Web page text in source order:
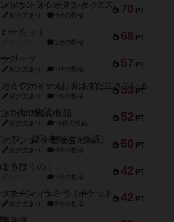
70 PT
メメントオンラインタクティクス
紹介文あり 4件の投稿
68 PT
パーミッド
1件の投稿
57 PT
クリーグ
紹介文あり 1件の投稿
53 PT
セミファイナル ～お前はまだ生きている～
紹介文あり 1件の投稿
52 PT
ふたつの街の物語
紹介文あり 18件の投稿
50 PT
クランク! ：冒険者たち（拡張）
紹介文あり 4件の投稿
42 PT
とうほうの！
1件の投稿
42 PT
スターマイン・ラミー ポケット
紹介文あり 2件の投稿